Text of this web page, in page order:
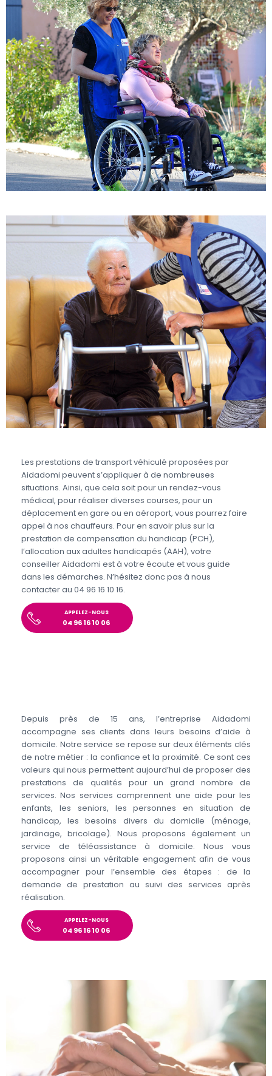
Les prestations de transport véhiculé proposées par
Aidadomi peuvent s’appliquer à de nombreuses
situations. Ainsi, que cela soit pour un rendez-vous
médical, pour réaliser diverses courses, pour un
déplacement en gare ou en aéroport, vous pourrez faire
appel à nos chauffeurs. Pour en savoir plus sur la
prestation de compensation du handicap (PCH),
l’allocation aux adultes handicapés (AAH), votre
conseiller Aidadomi est à votre écoute et vous guide
dans les démarches. N’hésitez donc pas à nous
contacter au 04 96 16 10 16.
APPELEZ-NOUS
04 96 16 10 06
Depuis près de 15 ans, l’entreprise Aidadomi
accompagne ses clients dans leurs besoins d’aide à
domicile. Notre service se repose sur deux éléments clés
de notre métier : la confiance et la proximité. Ce sont ces
valeurs qui nous permettent aujourd’hui de proposer des
prestations de qualités pour un grand nombre de
services. Nos services comprennent une aide pour les
enfants, les seniors, les personnes en situation de
handicap, les besoins divers du domicile (ménage,
jardinage, bricolage). Nous proposons également un
service de téléassistance à domicile. Nous vous
proposons ainsi un véritable engagement afin de vous
accompagner pour l’ensemble des étapes : de la
demande de prestation au suivi des services après
réalisation.
APPELEZ-NOUS
04 96 16 10 06